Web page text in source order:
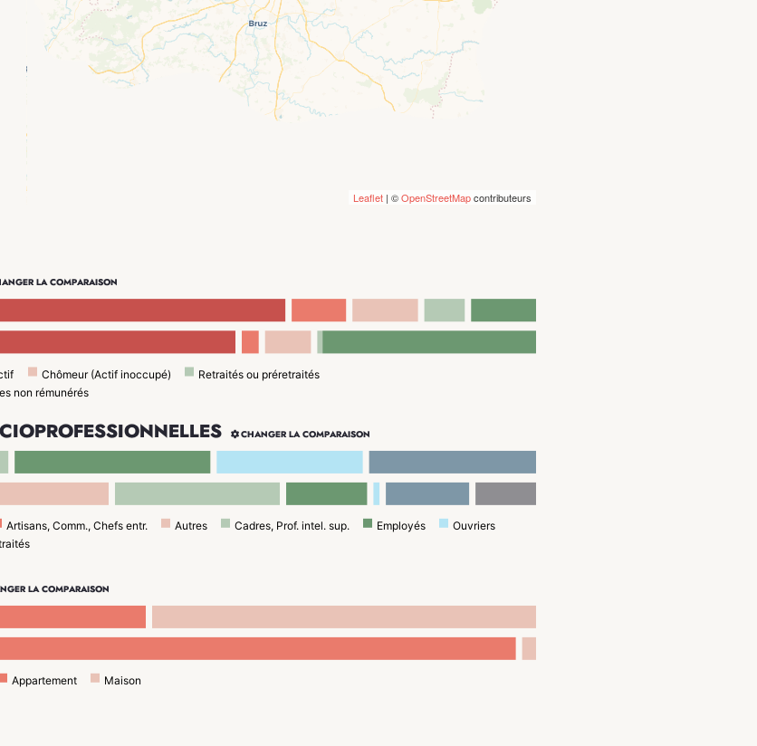
Leaflet| ©OpenStreetMapcontributeurs
LA COMPARAISON
Chômeur (Actif inoccupé)
Retraités ou préretraités
non rémunérés
 CHANGER LA COMPARAISON
Artisans, Comm., Chefs entr. Autres Cadres, Prof. intel. sup. Employés
Ouvriers
LA COMPARAISON
Appartement Maison